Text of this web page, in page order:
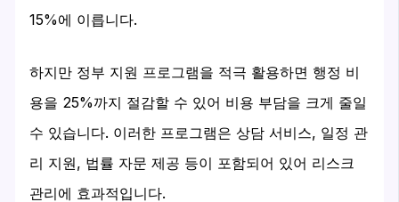
15%에 이릅니다.
하지만 정부 지원 프로그램을 적극 활용하면 행정 비
용을 25%까지 절감할 수 있어 비용 부담을 크게 줄일
수 있습니다. 이러한 프로그램은 상담 서비스, 일정 관
리 지원, 법률 자문 제공 등이 포함되어 있어 리스크
관리에 효과적입니다.